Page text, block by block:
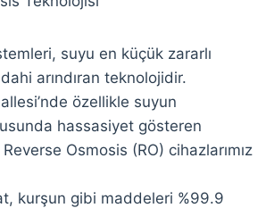
suyu en küçük zararlı
arındıran teknolojidir.
özellikle suyun
hassasiyet gösteren
Reverse Osmosis (RO) cihazlarımız
kurşun gibi maddeleri %99.9